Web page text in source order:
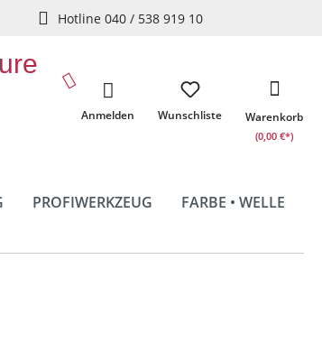
Hotline 040 / 538 919 10
Wunschliste
Anmelden Warenkorb
(0,00 €*)
PROFIWERKZEUG
FARBE • WELLE